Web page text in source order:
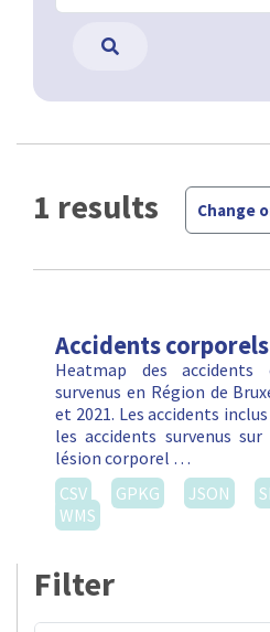
1 results Change
Accidents
Heatmap des accidents
survenus en Région de
et 2021. Les accidents
les accidents survenus
lésion corporel …
CSV
GPKG JSON
WMS
Filter